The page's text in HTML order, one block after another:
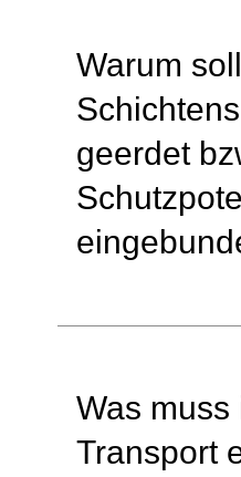
Warum
geerdet
Was muss
Transport